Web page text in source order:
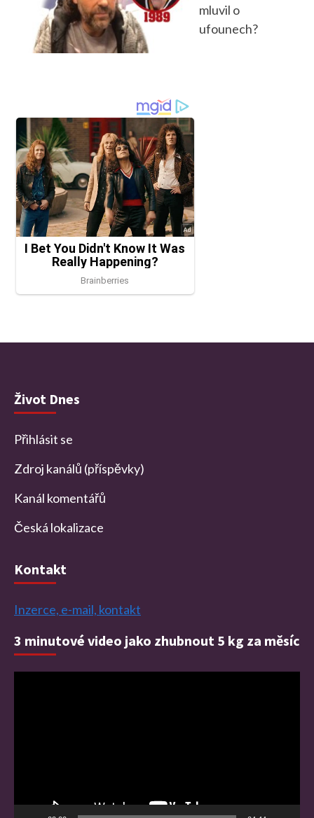
mluvil o
ufounech?
Život Dnes
Přihlásit se
Zdroj kanálů (příspěvky)
Kanál komentářů
Česká lokalizace
Kontakt
Inzerce, e-mail, kontakt
3 minutové video jako zhubnout 5 kg za měsíc